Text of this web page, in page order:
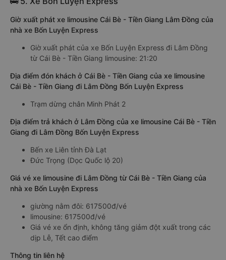
Giờ xuất phát xe limousine Cái Bè - Tiền Giang Lâm Đồng của
nhà xe Bốn Luyện Express
Giờ xuất phát của xe Bốn Luyện Express đi Lâm Đồng
từ Cái Bè - Tiền Giang limousine: 21:20
Địa điểm đón khách ở Cái Bè - Tiền Giang của xe limousine
Cái Bè - Tiền Giang đi Lâm Đồng Bốn Luyện Express
Trạm dừng chân Minh Phát 2
Địa điểm trả khách ở Lâm Đồng của xe limousine Cái Bè - Tiền
Giang đi Lâm Đồng Bốn Luyện Express
Bến xe Liên tỉnh Đà Lạt
Đức Trọng (Dọc Quốc lộ 20)
Giá vé xe limousine đi Lâm Đồng từ Cái Bè - Tiền Giang của
nhà xe Bốn Luyện Express
giường nằm đôi: 617500đ/vé
limousine: 617500đ/vé
Giá vé xe ổn định, không tăng giảm đột xuất trong các
dịp Lễ, Tết cao điểm
Thông tin liên hệ